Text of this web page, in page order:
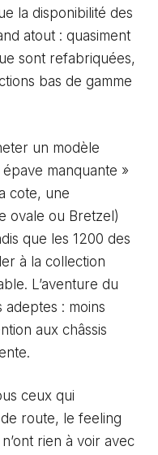
la disponibilité des
atout : quasiment
sont refabriquées,
bas de gamme
un modèle
manquante »
cote, une
ovale ou Bretzel)
que les 1200 des
à la collection
L’aventure du
adeptes : moins
aux châssis
ceux qui
route, le feeling
rien à voir avec